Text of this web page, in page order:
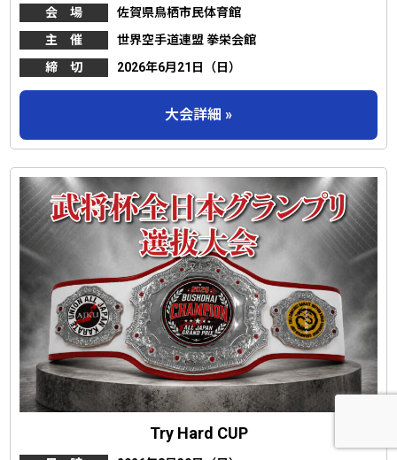
会 場
佐賀県鳥栖市民体育館
主 催
世界空手道連盟 拳栄会館
締 切
2026年6月21日（日）
大会詳細 »
Try Hard CUP